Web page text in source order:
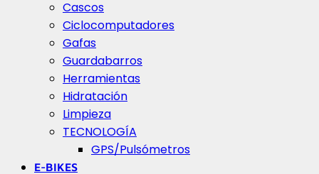
Cascos
Ciclocomputadores
Gafas
Guardabarros
Herramientas
Hidratación
Limpieza
TECNOLOGÍA
GPS/Pulsómetros
E-BIKES